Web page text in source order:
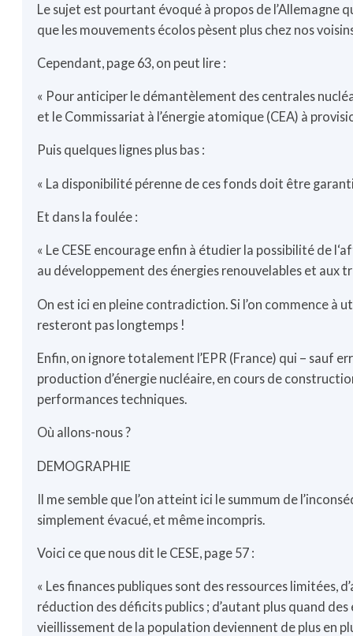
Le sujet est pourtant évoqué à propos de l’Allemagne
que les mouvements écolos pèsent plus chez nos
Cependant, page 63, on peut lire :
« Pour anticiper le démantèlement des centrales
et le Commissariat à l’énergie atomique (CEA) à
Puis quelques lignes plus bas :
« La disponibilité pérenne de ces fonds doit être
Et dans la foulée :
« Le CESE encourage enfin à étudier la possibilité de
au développement des énergies renouvelables et aux
On est ici en pleine contradiction. Si l’on commence à
resteront pas longtemps !
Enfin, on ignore totalement l’EPR (France) qui – sauf
production d’énergie nucléaire, en cours de
performances techniques.
Où allons-nous ?
DEMOGRAPHIE
Il me semble que l’on atteint ici le summum de
simplement évacué, et même incompris.
Voici ce que nous dit le CESE, page 57 :
« Les finances publiques sont des ressources limitées,
réduction des déficits publics ; d’autant plus quand
vieillissement de la population deviennent de plus en